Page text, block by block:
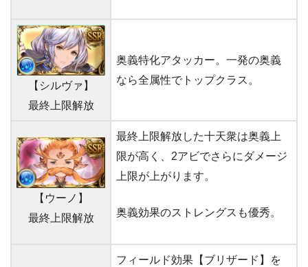
【シルヴァ】
最終上限解放
奥義特化アタッカー。一発の奥義
なら全属性でトップクラス。
【ウーノ】
最終上限解放
最終上限解放した十天衆は奥義上
限が高く、2アビでさらにダメージ
上限が上がります。
奥義効果のストレングスも優秀。
フィールド効果【ブリザード】を